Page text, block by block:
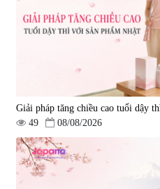
Giải pháp tăng chiều cao tuổi dậy
49
08/08/2026